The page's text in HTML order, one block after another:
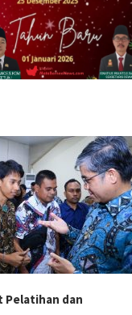
Pelatihan dan